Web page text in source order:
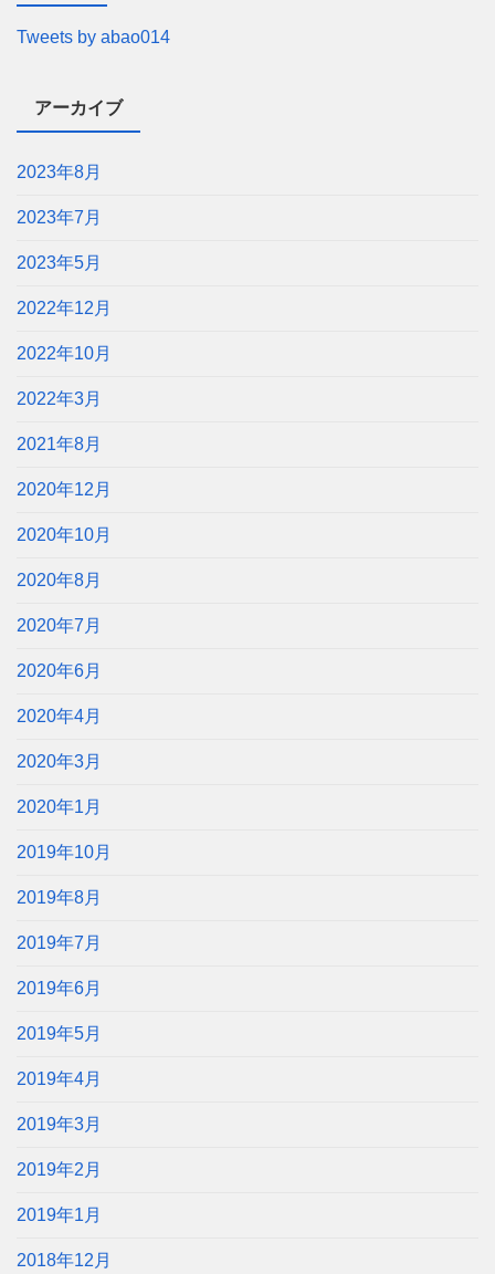
Tweets by abao014
アーカイブ
2023年8月
2023年7月
2023年5月
2022年12月
2022年10月
2022年3月
2021年8月
2020年12月
2020年10月
2020年8月
2020年7月
2020年6月
2020年4月
2020年3月
2020年1月
2019年10月
2019年8月
2019年7月
2019年6月
2019年5月
2019年4月
2019年3月
2019年2月
2019年1月
2018年12月